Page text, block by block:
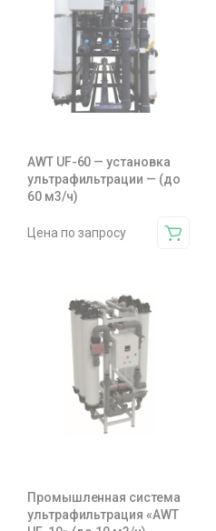
AWT UF-60 — установка
ультрафильтрации — (до
60 м3/ч)
Цена по запросу
Промышленная система
ультрафильтрация «AWT